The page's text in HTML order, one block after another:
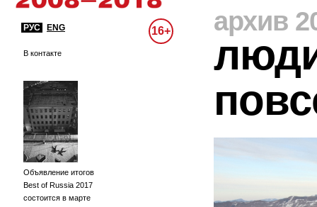
РУС ENG 16+
В контакте
Объявление итогов
Best of Russia 2017
состоится в марте
архив